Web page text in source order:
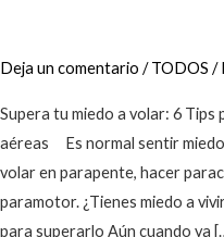
Deja un comentario /TODOS /
Supera tu miedo a volar: 6
aéreas Es normal sentir miedo
volar en parapente, hacer
paramotor. ¿Tienes miedo a
para superarlo Aún cuando ya
6
Tips
probados
para
disfrutar